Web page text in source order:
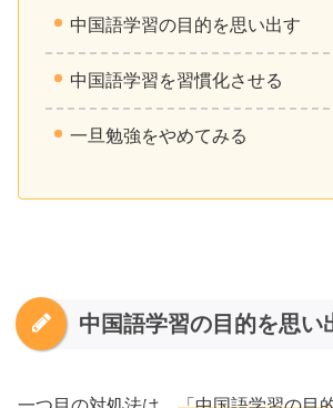
中国語学習の目的を思い出す
中国語学習を習慣化させる
一旦勉強をやめてみる
中国語学習の目的を思い